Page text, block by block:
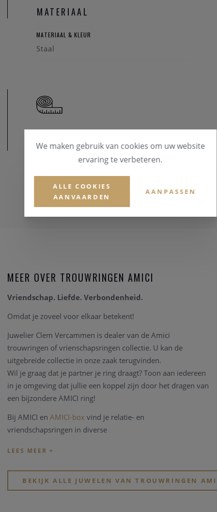
MATERIAAL
MATERIAAL & KLEUR
Staal
AFMETINGEN
MEER OVER TROUWRINGEN AMICI
Vriendschap. Liefde. Verbondenheid.
Omdat je zoveel voor elkaar betekent!
Juwelier Clem Vercammen is dealer van de Amici
trouwringen of vrienschapsringen collectie. U kan de
uitgebreide collectie in onze zaak terugvinden.
Wil je graag dat je partner je ring draagt? Toon aan iedereen
in je omgeving dat jullie een koppel zijn door het dragen van
een bijzondere AMICI ring!
Bij AMICI en AMICI-box vind je relatie- en
vriendschapsringen in diverse
goed betaalbare hippe ringen? Of, wil je eindelijk, na zoveel
design?BEKIJK ALLE JUWELEN VAN TROUWRINGEN
We maken gebruik van cookies om uw website
ervaring te verbeteren.
ALLE COOKIES
AANVAARDEN
AANPASSEN